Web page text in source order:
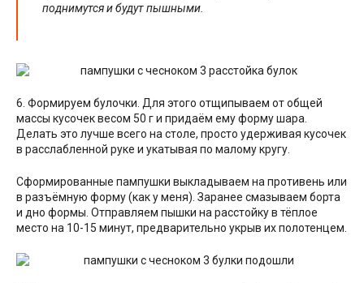
поднимутся и будут пышными.
6. Формируем булочки. Для этого отщипываем от общей
массы кусочек весом 50 г и придаём ему форму шара.
Делать это лучше всего на столе, просто удерживая кусочек
в расслабленной руке и укатывая по малому кругу.
Сформированные пампушки выкладываем на противень или
в разъёмную форму (как у меня). Заранее смазываем борта
и дно формы. Отправляем пышки на расстойку в тёплое
место на 10-15 минут, предварительно укрыв их полотенцем.